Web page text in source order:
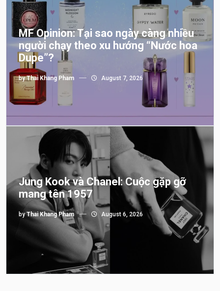
MF Opinion: Tại sao ngày càng nhiều
người chạy theo xu hướng “Nước hoa
Dupe”?
byThai Khang Pham August 7, 2026
Jung Kook và Chanel: Cuộc gặp gỡ
mang tên 1957
byThai Khang Pham August 6, 2026